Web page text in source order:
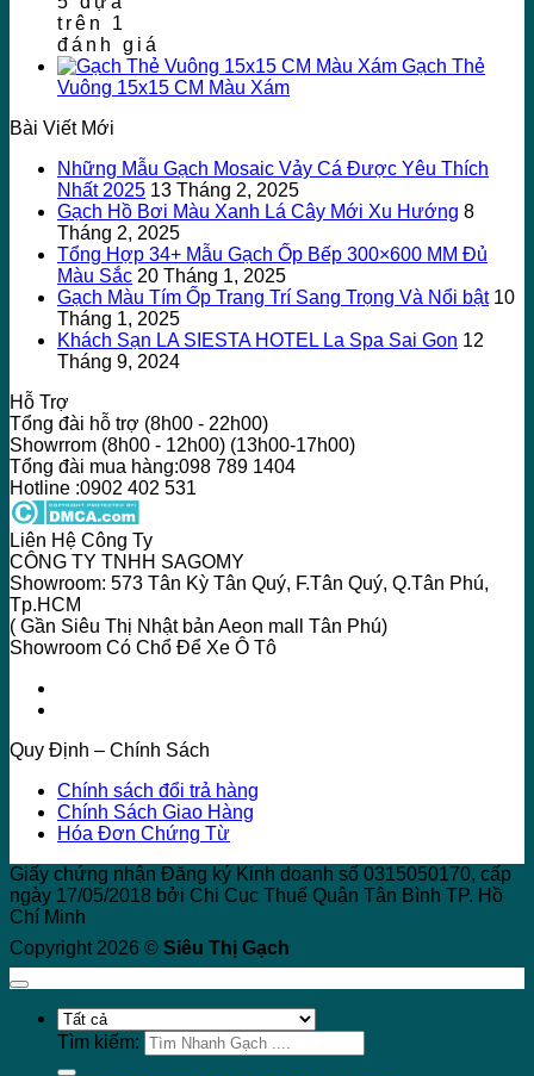
trên 1
đánh giá
Gạch Thẻ
Vuông 15x15 CM Màu Xám
Bài Viết Mới
Những Mẫu Gạch Mosaic Vảy Cá Được Yêu Thích
Nhất 2025 13 Tháng 2, 2025
Gạch Hồ Bơi Màu Xanh Lá Cây Mới Xu Hướng 8
Tháng 2, 2025
Tổng Hợp 34+ Mẫu Gạch Ốp Bếp 300×600 MM Đủ
Màu Sắc 20 Tháng 1, 2025
Gạch Màu Tím Ốp Trang Trí Sang Trọng Và Nổi bật 10
Tháng 1, 2025
Khách Sạn LA SIESTA HOTEL La Spa Sai Gon 12
Tháng 9, 2024
Hỗ Trợ
Tổng đài hỗ trợ (8h00 - 22h00)
Showrrom (8h00 - 12h00) (13h00-17h00)
Tổng đài mua hàng:098 789 1404
Hotline :0902 402 531
Liên Hệ Công Ty
CÔNG TY TNHH SAGOMY
Showroom: 573 Tân Kỳ Tân Quý, F.Tân Quý, Q.Tân Phú,
Tp.HCM
( Gần Siêu Thị Nhật bản Aeon mall Tân Phú)
Showroom Có Chổ Để Xe Ô Tô
Quy Định – Chính Sách
Chính sách đổi trả hàng
Chính Sách Giao Hàng
Hóa Đơn Chứng Từ
Giấy chứng nhận Đăng ký Kinh doanh số 0315050170, cấp
ngày 17/05/2018 bởi Chi Cục Thuế Quận Tân Bình TP. Hồ
Chí Minh
Copyright 2026 © Siêu Thị Gạch
Tìm kiếm: